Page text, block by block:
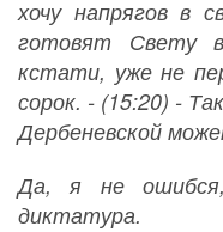
хочу напрягов в
готовят Свету
кстати, уже не
сорок. - (15:20) -
Дербеневской
Да, я не
диктатура.